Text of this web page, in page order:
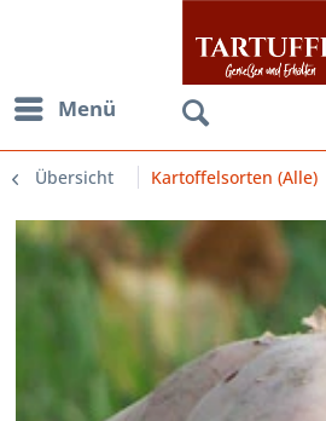
Menü
Übersicht Kartoffelsorten (Alle)